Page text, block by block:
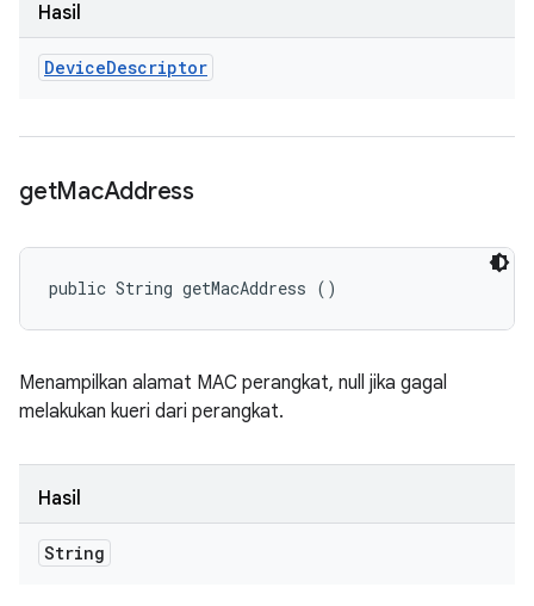
Hasil
DeviceDescriptor
getMacAddress
public String getMacAddress ()
Menampilkan alamat MAC perangkat, null jika gagal
melakukan kueri dari perangkat.
Hasil
String